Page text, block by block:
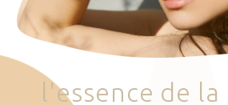
Prendre RDV
'essence de la